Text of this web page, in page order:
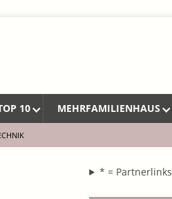
10 MEHRFAMILIENHAUS
* = Partnerlinks